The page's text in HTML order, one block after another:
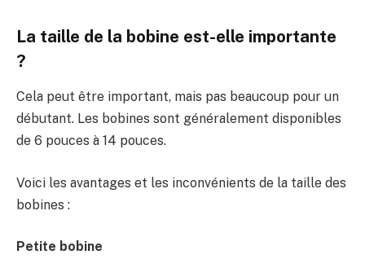
La taille de la bobine est-elle importante
?
Cela peut être important, mais pas beaucoup pour un
débutant. Les bobines sont généralement disponibles
de 6 pouces à 14 pouces.
Voici les avantages et les inconvénients de la taille des
bobines :
Petite bobine